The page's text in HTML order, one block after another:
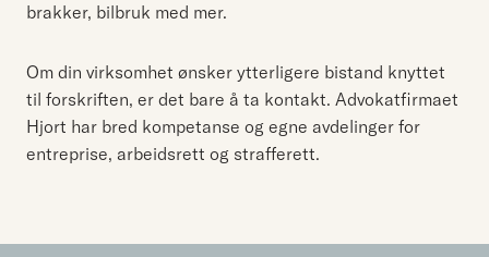
brakker, bilbruk med mer.
Om din virksomhet ønsker ytterligere bistand knyttet
til forskriften, er det bare å ta kontakt. Advokatfirmaet
Hjort har bred kompetanse og egne avdelinger for
entreprise, arbeidsrett og strafferett.